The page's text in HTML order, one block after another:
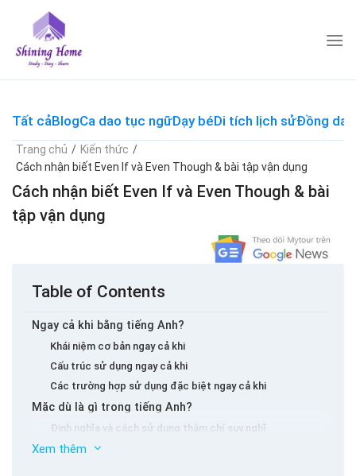
content
Tất cảBlogCa dao tục ngữDạy béDi tích lịch sửĐồng dao
Trang chủ / Kiến thức /
Cách nhận biết Even If và Even Though & bài tập vận dụng
Cách nhận biết Even If và Even Though & bài
tập vận dụng
Table of Contents
Ngay cả khi bằng tiếng Anh?
Khái niệm cơ bản ngay cả khi
Cấu trúc sử dụng ngay cả khi
Các trường hợp sử dụng đặc biệt ngay cả khi
Mặc dù là gì trong tiếng Anh?
Định nghĩa và cách sử dụng thậm chí suy nghĩ
Cấu trúc sử dụng thậm chí suy nghĩ
Xem thêm